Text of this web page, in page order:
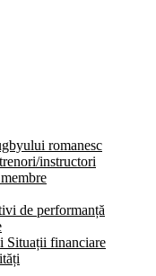
romanesc
instructori
de performanță
Situații financiare